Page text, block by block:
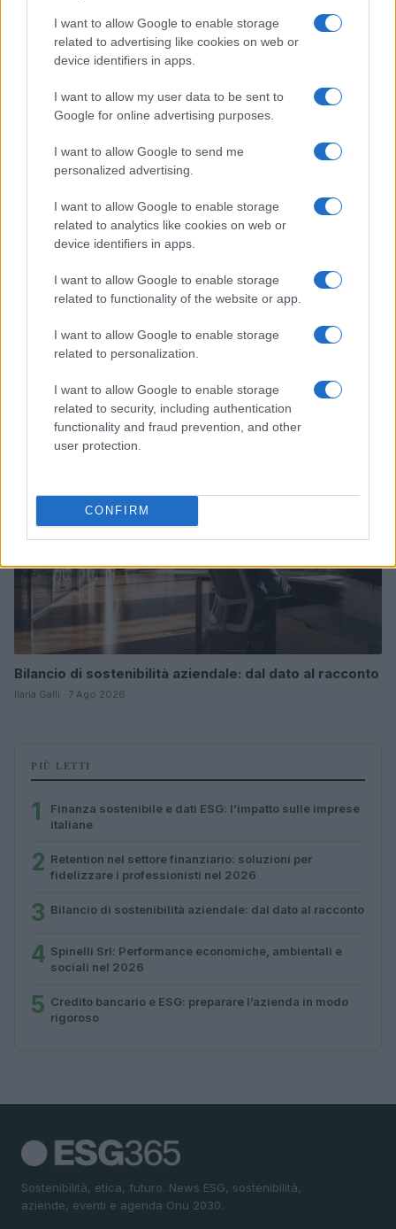
I want to allow Google to enable storage
related to advertising like cookies on web or
device identifiers in apps.
I want to allow my user data to be sent to
Google for online advertising purposes.
I want to allow Google to send me
personalized advertising.
I want to allow Google to enable storage
related to analytics like cookies on web or
device identifiers in apps.
I want to allow Google to enable storage
related to functionality of the website or app.
I want to allow Google to enable storage
related to personalization.
I want to allow Google to enable storage
related to security, including authentication
functionality and fraud prevention, and other
user protection.
CONFIRM
Finanza sostenibile e dati ESG: l’impatto sulle imprese
italiane
Ilaria Galli · 8 Ago 2026
ESG AZIENDE
Retention nel settore finanziario: soluzioni per
Ilaria Galli · 7 Ago 2026
ESG AZIENDE
Bilancio di sostenibilità aziendale: dal dato al racconto
Ilaria Galli · 7 Ago 2026
PIÙ LETTI
1
Finanza sostenibile e dati ESG: l’impatto sulle imprese
italiane
2 Retention nel settore finanziario: soluzioni per
fidelizzare i professionisti nel 2026
3 Bilancio di sostenibilità aziendale: dal dato al racconto
4 Spinelli Srl: Performance economiche, ambientali e
sociali nel 2026
5 Credito bancario e ESG: preparare l’azienda in modo
rigoroso
Sostenibilità, etica, futuro. News ESG, sostenibilità,
aziende, eventi e agenda Onu 2030.